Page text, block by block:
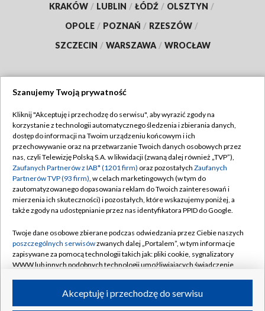
KRAKÓW / LUBLIN / ŁÓDŹ / OLSZTYN /
OPOLE / POZNAŃ / RZESZÓW /
SZCZECIN / WARSZAWA / WROCŁAW
TVP
Abonament TVP
Emisja w TVP
Centrum informacji TVP
Naziemna Telewizja Cyfrowa
Rada Programowa
System NOS
Informacje o nadawcy
Program dla prasy
Regulamin TVP
Polityka prywatności
Moje zgody
Pomoc
Kontakt
Kanały
Szanujemy Twoją prywatność
Kliknij "Akceptuję i przechodzę do serwisu", aby wyrazić zgody na
korzystanie z technologii automatycznego śledzenia i zbierania danych,
dostęp do informacji na Twoim urządzeniu końcowym i ich
przechowywanie oraz na przetwarzanie Twoich danych osobowych przez
nas, czyli Telewizję Polską S.A. w likwidacji (zwaną dalej również „TVP”),
Zaufanych Partnerów z IAB* (1201 firm) oraz pozostałych Zaufanych
Partnerów TVP (93 firm), w celach marketingowych (w tym do
zautomatyzowanego dopasowania reklam do Twoich zainteresowań i
mierzenia ich skuteczności) i pozostałych, które wskazujemy poniżej, a
także zgody na udostępnianie przez nas identyfikatora PPID do Google.
Twoje dane osobowe zbierane podczas odwiedzania przez Ciebie naszych
poszczególnych serwisówzwanych dalej „Portalem”, w tym informacje
zapisywane za pomocą technologii takich jak: pliki cookie, sygnalizatory
WWW lub innych podobnych technologii umożliwiających świadczenie
ruchu w Internecie.Akceptuję i przechodzę do serwisu